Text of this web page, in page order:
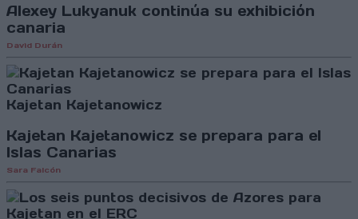
Alexey Lukyanuk continúa su exhibición
canaria
David Durán
Kajetan Kajetanowicz
Kajetan Kajetanowicz se prepara para el
Islas Canarias
Sara Falcón